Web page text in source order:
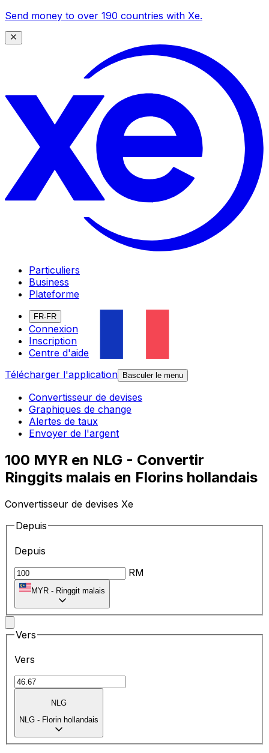
Send money to over 190 countries with Xe.
Particuliers
Business
Plateforme
FR-FR
Connexion
Inscription
Centre d'aide
Télécharger l'application
Basculer le menu
Convertisseur de devises
Graphiques de change
Alertes de taux
Envoyer de l'argent
100 MYR en NLG - Convertir
Ringgits malais en Florins hollandais
Convertisseur de devises Xe
Depuis
Depuis
RM
MYR - Ringgit malais
Vers
Vers
NLG
NLG - Florin hollandais